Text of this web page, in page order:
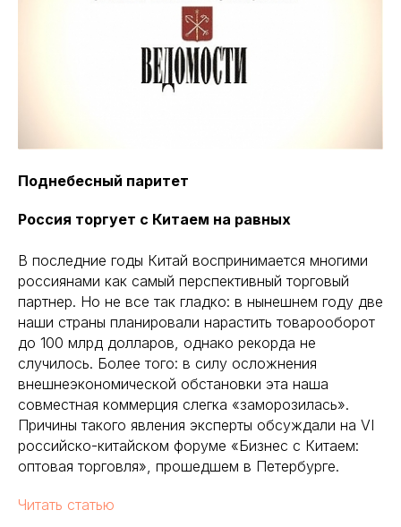
Поднебесный паритет
Россия торгует с Китаем на равных
В последние годы Китай воспринимается многими
россиянами как самый перспективный торговый
партнер. Но не все так гладко: в нынешнем году две
наши страны планировали нарастить товарооборот
до 100 млрд долларов, однако рекорда не
случилось. Более того: в силу осложнения
внешнеэкономической обстановки эта наша
совместная коммерция слегка «заморозилась».
Причины такого явления эксперты обсуждали на VI
российско-китайском форуме «Бизнес с Китаем:
оптовая торговля», прошедшем в Петербурге.
Читать статью